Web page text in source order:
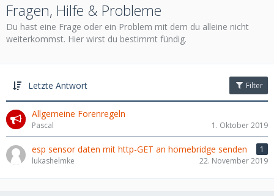
Fragen, Hilfe & Probleme
Du hast eine Frage oder ein Problem mit dem du alleine nicht
weiterkommst. Hier wirst du bestimmt fündig.
Letzte Antwort Filter
Allgemeine Forenregeln
Pascal 1. Oktober 2019
esp sensor daten mit http-GET an homebridge senden
1
lukashelmke
22. November 2019